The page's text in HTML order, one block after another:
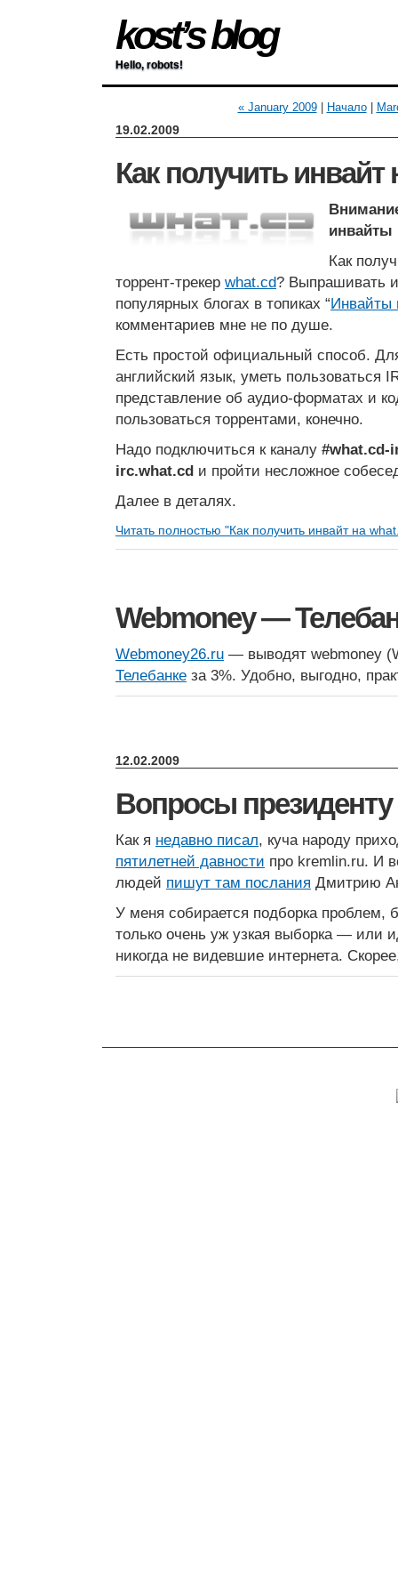
kost’s blog
Hello, robots!
« January 2009| Начало|
19.02.2009
Как получить инвайт
инвайты
Как
торрент-трекер what.cd? Выпрашивать
популярных блогах в топиках “Инвайты
комментариев мне не по душе.
Есть простой официальный способ.
английский язык, уметь пользоваться
представление об аудио-форматах и
пользоваться торрентами, конечно.
Надо подключиться к каналу #what.cd-
irc.what.cd и пройти несложное
Далее в деталях.
Читать полностью "Как получить инвайт на
Webmoney —
Webmoney26.ru — выводят webmoney
Телебанке за 3%. Удобно, выгодно,
12.02.2009
Вопросы президенту
Как я недавно писал, куча народу
пятилетней давности про kremlin.ru. И
людей пишут там послания Дмитрию
У меня собирается подборка проблем,
только очень уж узкая выборка — или
никогда не видевшие интернета.